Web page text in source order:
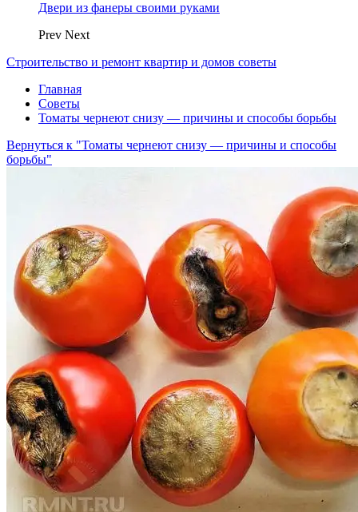
Двери из фанеры своими руками
Prev Next
Строительство и ремонт квартир и домов советы
Главная
Советы
Томаты чернеют снизу — причины и способы борьбы
Вернуться к "Томаты чернеют снизу — причины и способы
борьбы"